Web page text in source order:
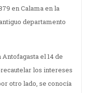
en Calama en la
departamento
el 14 de
los intereses
otro lado, se conocía